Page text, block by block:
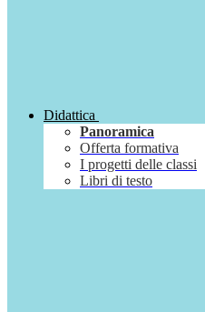
Didattica
Panoramica
Offerta formativa
I progetti delle classi
Libri di testo